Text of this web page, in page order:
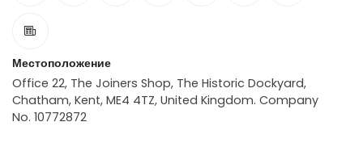
Местоположение
Office 22, The Joiners Shop, The Historic Dockyard,
Chatham, Kent, ME4 4TZ, United Kingdom. Company
No. 10772872